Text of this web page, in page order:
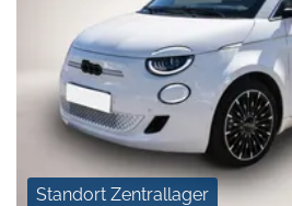
Standort Zentrallager